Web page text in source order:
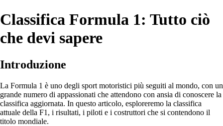
Classifica Formula 1: Tutto ciò
che devi sapere
Introduzione
La Formula 1 è uno degli sport motoristici più seguiti al mondo, con un
grande numero di appassionati che attendono con ansia di conoscere la
classifica aggiornata. In questo articolo, esploreremo la classifica
attuale della F1, i risultati, i piloti e i costruttori che si contendono il
titolo mondiale.